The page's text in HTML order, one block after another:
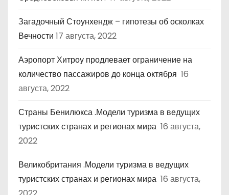
Загадочный Стоунхендж – гипотезы об осколках
Вечности 17 августа, 2022
Аэропорт Хитроу продлевает ограничение на
количество пассажиров до конца октября 16
августа, 2022
Страны Бенилюкса .Модели туризма в ведущих
туристских странах и регионах мира 16 августа,
2022
Великобритания .Модели туризма в ведущих
туристских странах и регионах мира 16 августа,